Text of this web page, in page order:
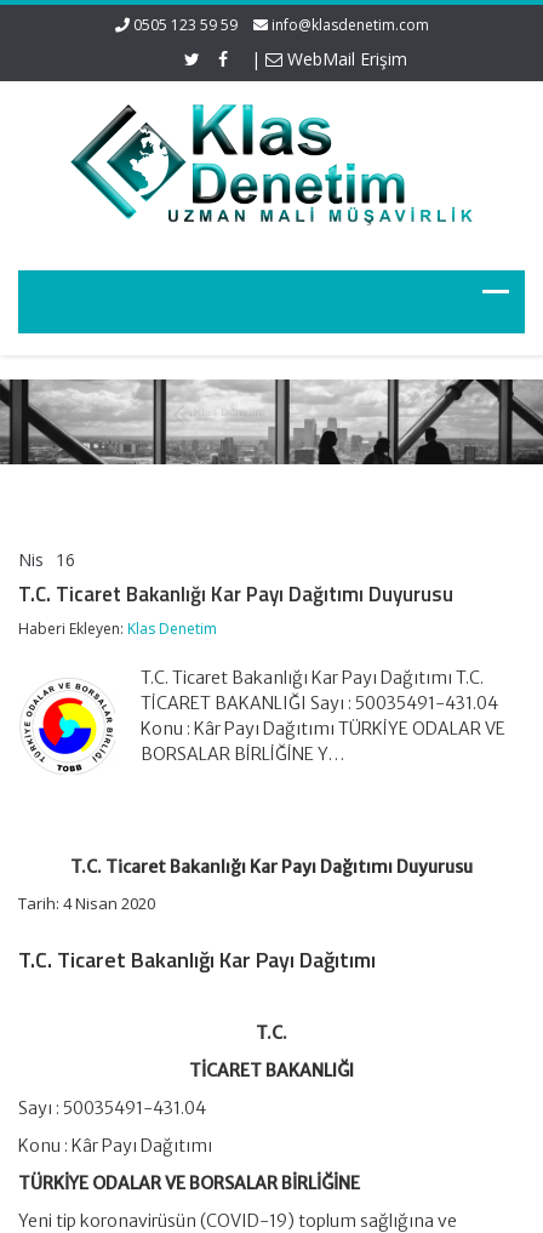
0505 123 59 59 info@klasdenetim.com
| WebMail Erişim
Nis 16
Bakanlığı
Kar
Duyurusu
için
T.C. Ticaret Bakanlığı Kar Payı Dağıtımı Duyurusu
Haberi Ekleyen: Klas Denetim
T.C. Ticaret Bakanlığı Kar Payı Dağıtımı T.C.
TİCARET BAKANLIĞI Sayı : 50035491-431.04
Konu : Kâr Payı Dağıtımı TÜRKİYE ODALAR VE
BORSALAR BİRLİĞİNE Y…
T.C. Ticaret Bakanlığı Kar Payı Dağıtımı Duyurusu
Tarih: 4 Nisan 2020
T.C. Ticaret Bakanlığı Kar Payı Dağıtımı
T.C.
TİCARET BAKANLIĞI
Sayı : 50035491-431.04
Konu : Kâr Payı Dağıtımı
TÜRKİYE ODALAR VE BORSALAR BİRLİĞİNE
Yeni tip koronavirüsün (COVID-19) toplum sağlığına ve